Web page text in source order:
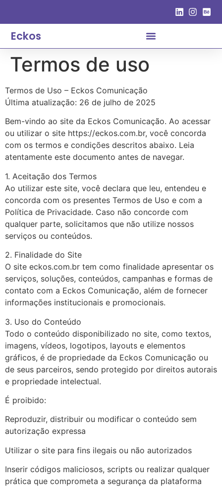
Eckos
Termos de uso
Termos de Uso – Eckos Comunicação
Última atualização: 26 de julho de 2025
Bem-vindo ao site da Eckos Comunicação. Ao acessar
ou utilizar o site https://eckos.com.br, você concorda
com os termos e condições descritos abaixo. Leia
atentamente este documento antes de navegar.
1. Aceitação dos Termos
Ao utilizar este site, você declara que leu, entendeu e
concorda com os presentes Termos de Uso e com a
Política de Privacidade. Caso não concorde com
qualquer parte, solicitamos que não utilize nossos
serviços ou conteúdos.
2. Finalidade do Site
O site eckos.com.br tem como finalidade apresentar os
serviços, soluções, conteúdos, campanhas e formas de
contato com a Eckos Comunicação, além de fornecer
informações institucionais e promocionais.
3. Uso do Conteúdo
Todo o conteúdo disponibilizado no site, como textos,
imagens, vídeos, logotipos, layouts e elementos
gráficos, é de propriedade da Eckos Comunicação ou
de seus parceiros, sendo protegido por direitos autorais
e propriedade intelectual.
É proibido:
Reproduzir, distribuir ou modificar o conteúdo sem
autorização expressa
Utilizar o site para fins ilegais ou não autorizados
Inserir códigos maliciosos, scripts ou realizar qualquer
prática que comprometa a segurança da plataforma